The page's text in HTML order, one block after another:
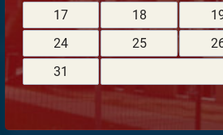
17
18
24
25
31